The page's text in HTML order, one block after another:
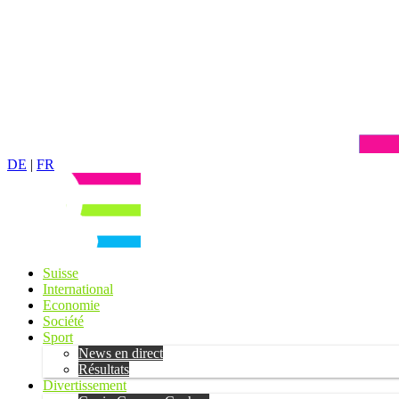
DE | FR
Suisse
International
Economie
Société
Sport
News en direct
Résultats
Divertissement